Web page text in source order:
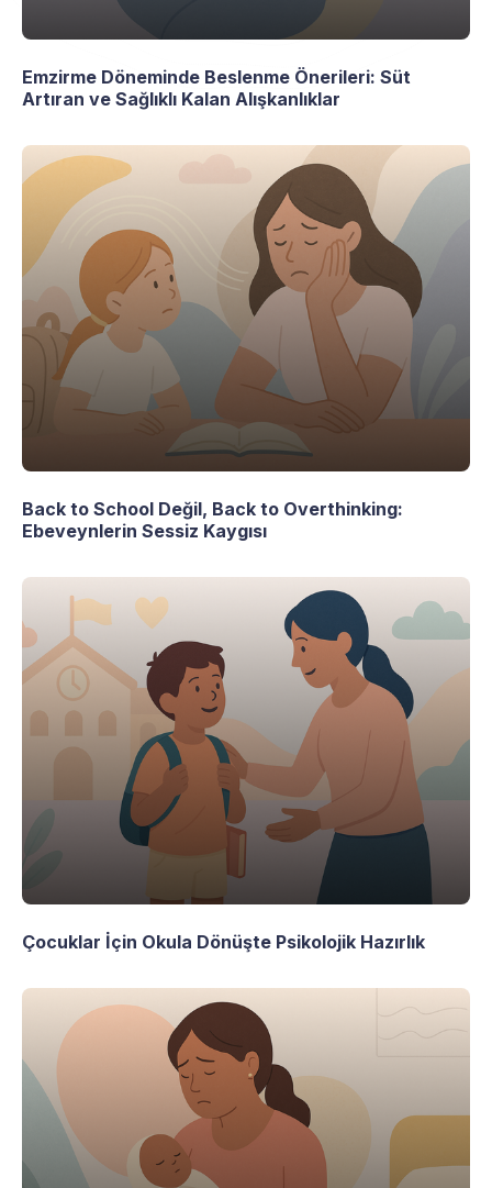
Emzirme Döneminde Beslenme Önerileri: Süt
Artıran ve Sağlıklı Kalan Alışkanlıklar
Back to School Değil, Back to Overthinking:
Ebeveynlerin Sessiz Kaygısı
Çocuklar İçin Okula Dönüşte Psikolojik Hazırlık